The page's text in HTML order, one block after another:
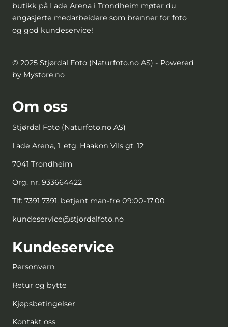
butikk på Lade Arena i Trondheim møter du
engasjerte medarbeidere som brenner for foto
og god kundeservice!
© 2025 Stjørdal Foto (Naturfoto.no AS) - Powered
by Mystore.no
Om oss
Stjørdal Foto (Naturfoto.no AS)
Lade Arena, 1. etg. Haakon VIIs gt. 12
7041 Trondheim
Org. nr. 933664422
Tlf: 7391 7391, betjent man-fre 09:00-17:00
kundeservice@stjordalfoto.no
Kundeservice
Personvern
Retur og bytte
Kjøpsbetingelser
Kontakt oss